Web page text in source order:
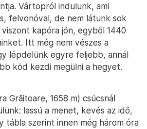
Vârtopról indulunk, ami
felvonóval, de nem látunk sok
kapóra jön, egyből 1440
Itt még nem vészes a
lépdelünk egyre feljebb, annál
köd kezdi megülni a hegyet.
Grăitoare, 1658 m) csúcsnál
lassú a menet, kevés az idő,
tábla szerint innen még három óra